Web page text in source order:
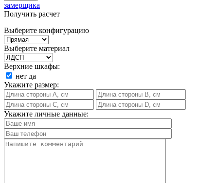
замерщика
Получить расчет
Выберите конфигурацию
Выберите материал
Верхние шкафы:
нет да
Укажите размер:
Укажите личные данные: